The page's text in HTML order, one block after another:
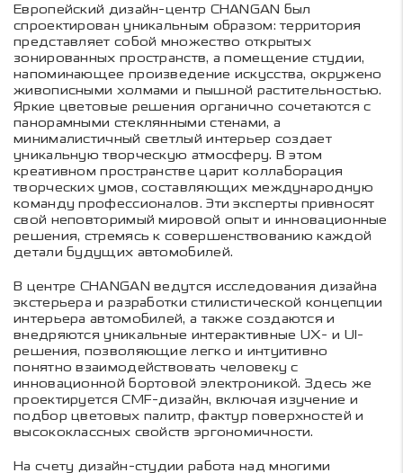
Европейский дизайн-центр CHANGAN был
спроектирован уникальным образом: территория
представляет собой множество открытых
зонированных пространств, а помещение студии,
напоминающее произведение искусства, окружено
живописными холмами и пышной растительностью.
Яркие цветовые решения органично сочетаются с
панорамными стеклянными стенами, а
минималистичный светлый интерьер создает
уникальную творческую атмосферу. В этом
креативном пространстве царит коллаборация
творческих умов, составляющих международную
команду профессионалов. Эти эксперты привносят
свой неповторимый мировой опыт и инновационные
решения, стремясь к совершенствованию каждой
детали будущих автомобилей.
В центре CHANGAN ведутся исследования дизайна
экстерьера и разработки стилистической концепции
интерьера автомобилей, а также создаются и
внедряются уникальные интерактивные UX- и UI-
решения, позволяющие легко и интуитивно
понятно взаимодействовать человеку с
инновационной бортовой электроникой. Здесь же
проектируется CMF-дизайн, включая изучение и
подбор цветовых палитр, фактур поверхностей и
высококлассных свойств эргономичности.
На счету дизайн-студии работа над многими